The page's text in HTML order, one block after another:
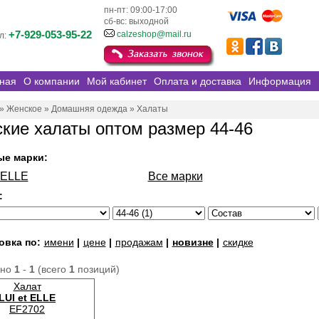
пн-пт: 09:00-17:00
сб-вс: выходной
+7-929-053-95-22 calzeshop@mail.ru
О компании Мой кабинет Оплата и доставка Информация
Женское » Домашняя одежда» Халаты
халаты оптом размер 44-46
марки:
Все марки
по: имени | цене| продажам | новизне| скидке
1- 1(всего 1позиций)
Халат
et ELLE
EF2702